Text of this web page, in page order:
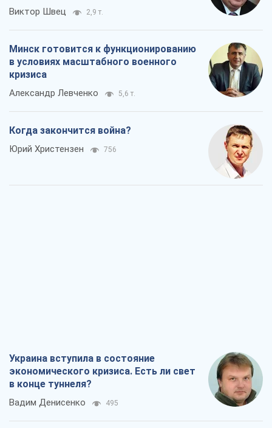
Виктор Швец 2,9 т.
Минск готовится к функционированию
в условиях масштабного военного
кризиса
Александр Левченко 5,6 т.
Когда закончится война?
Юрий Христензен 756
Украина вступила в состояние
экономического кризиса. Есть ли свет
в конце туннеля?
Вадим Денисенко 495